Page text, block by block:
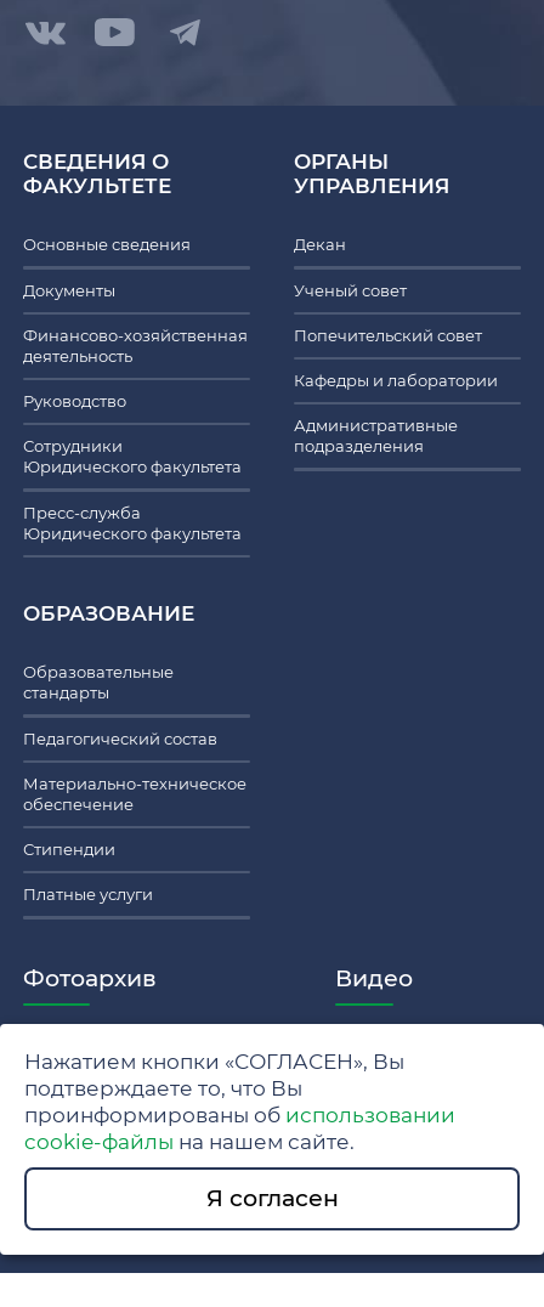
СВЕДЕНИЯ О
ФАКУЛЬТЕТЕ
Основные сведения
Документы
Финансово-хозяйственная
деятельность
Руководство
Сотрудники
Юридического факультета
Пресс-служба
Юридического факультета
ОРГАНЫ
УПРАВЛЕНИЯ
Декан
Ученый совет
Попечительский совет
Кафедры и лаборатории
Административные
подразделения
ОБРАЗОВАНИЕ
Образовательные
стандарты
Педагогический состав
Материально-техническое
обеспечение
Стипендии
Платные услуги
Фотоархив Видео
Политика обработки персональных данных МГУ
Положение об обработке и защите персональных данных
© 2024 Московский государственный университет имени
Разработка сайта www.swe.ru
Нажатием кнопки «СОГЛАСЕН», Вы
подтверждаете то, что Вы
проинформированы об использовании
cookie-файлы на нашем сайте.
Я согласен